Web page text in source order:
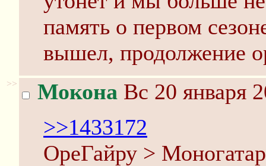
память о первом
вышел, продолжение
>> Мокона Вс 20 января
>>1433172
ОреГайру >